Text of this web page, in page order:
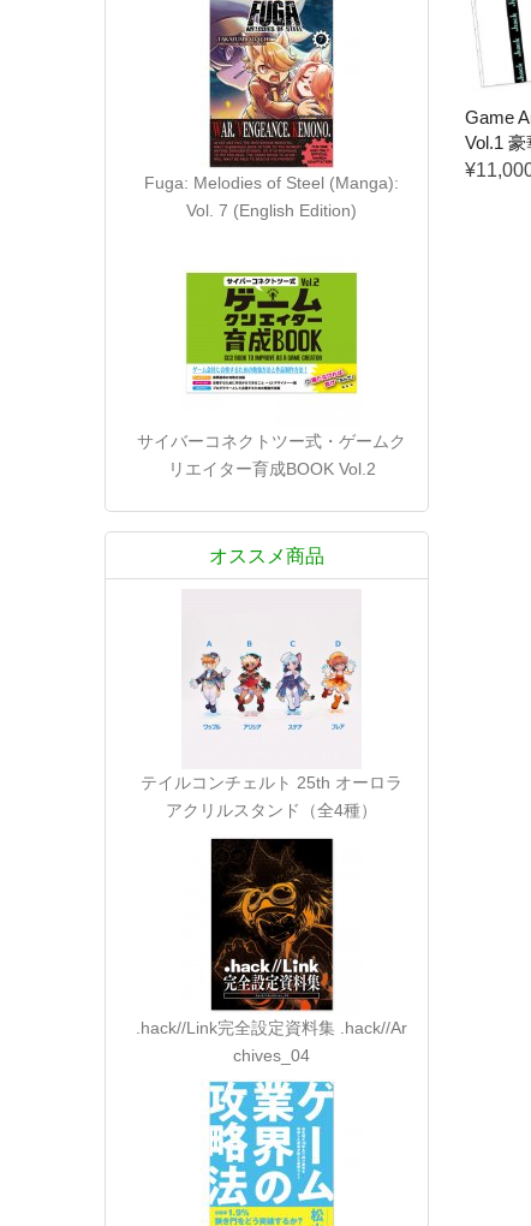
Game
Vol.1 豪
Fuga: Melodies of Steel (Manga):
Vol. 7 (English Edition)
サイバーコネクトツー式・ゲームク
リエイター育成BOOK Vol.2
オススメ商品
テイルコンチェルト 25th オーロラ
アクリルスタンド（全4種）
.hack//Link完全設定資料集 .hack//Ar
chives_04